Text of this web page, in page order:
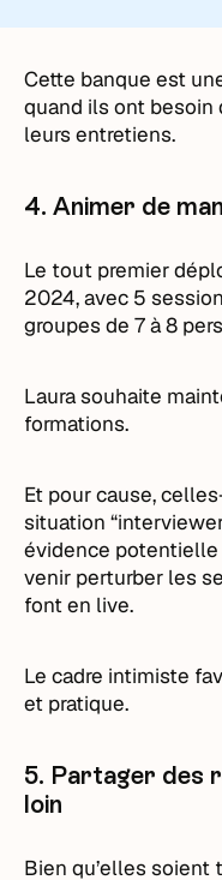
Cette banque est
quand ils ont besoin
leurs entretiens.
4. Animer de
Le tout premier
2024, avec 5
groupes de 7 à 8
Laura souhaite
formations.
Et pour cause,
situation
évidence potentielle
venir perturber les
font en live.
Le cadre intimiste
et pratique.
5. Partager des
loin
Bien qu’elles soient